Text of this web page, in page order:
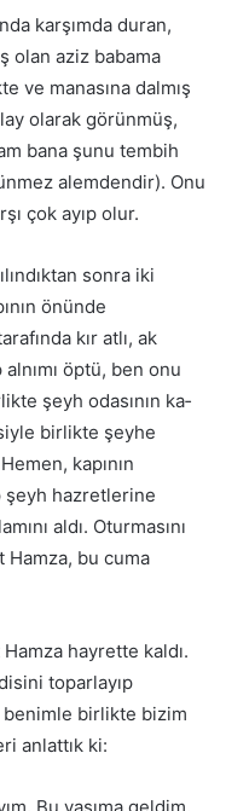
karşımda duran,
olan aziz babama
ve manasına dalmış
olarak görünmüş,
bana şunu tembih
alemdendir). Onu
çok ayıp olur.
sonra iki
önünde
kır atlı, ak
öp­tü, ben onu
şeyh odasının ka­
birlikte şeyhe
kapının
şeyh hazretlerine
aldı. Oturmasını
bu cuma
hayrette kaldı.
toparlayıp
benimle birlikte bizim
anlattık ki: